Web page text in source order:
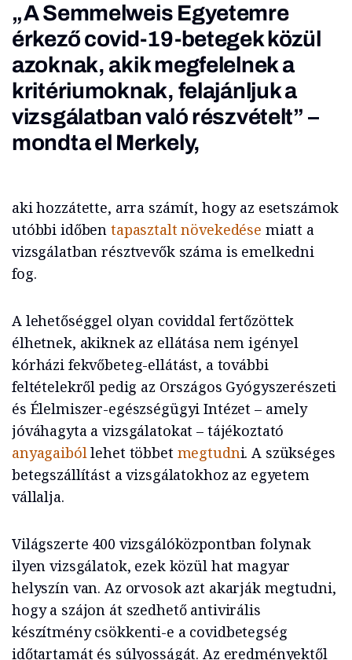
„A Semmelweis Egyetemre
érkező covid-19-betegek közül
azoknak, akik megfelelnek a
kritériumoknak, felajánljuk a
vizsgálatban való részvételt” –
mondta el Merkely,
aki hozzátette, arra számít, hogy az esetszámok
utóbbi időben tapasztalt növekedése miatt a
vizsgálatban résztvevők száma is emelkedni
fog.
A lehetőséggel olyan coviddal fertőzöttek
élhetnek, akiknek az ellátása nem igényel
kórházi fekvőbeteg-ellátást, a további
feltételekről pedig az Országos Gyógyszerészeti
és Élelmiszer-egészségügyi Intézet – amely
jóváhagyta a vizsgálatokat – tájékoztató
anyagaibóllehet többet megtudni. A szükséges
betegszállítást a vizsgálatokhoz az egyetem
vállalja.
Világszerte 400 vizsgálóközpontban folynak
ilyen vizsgálatok, ezek közül hat magyar
helyszín van. Az orvosok azt akarják megtudni,
hogy a szájon át szedhető antivirális
készítmény csökkenti-e a covidbetegség
időtartamát és súlyosságát. Az eredményektől